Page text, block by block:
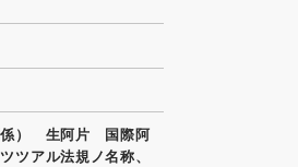
係） 生阿片 国際阿
ツアル法規ノ名称、